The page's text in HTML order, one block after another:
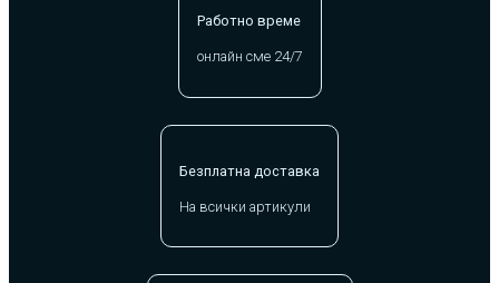
Работно време
онлайн сме 24/7
Безплатна доставка
На всички артикули